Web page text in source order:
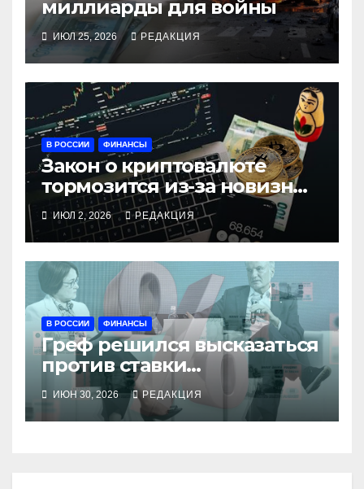
миллиарды для войны
ИЮЛ 25, 2026 РЕДАКЦИЯ
В РОССИИ ФИНАНСЫ
Закон о криптовалюте
тормозится из-за новизны
и сложности
ИЮЛ 2, 2026 РЕДАКЦИЯ
В РОССИИ ФИНАНСЫ
Греф решился высказаться
против ставки
Набиуллиной
ИЮН 30, 2026 РЕДАКЦИЯ